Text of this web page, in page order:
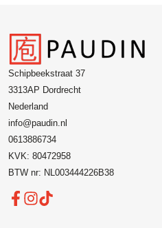
Schipbeekstraat 37
3313AP Dordrecht
Nederland
info@paudin.nl
0613886734
KVK: 80472958
BTW nr: NL003444226B38